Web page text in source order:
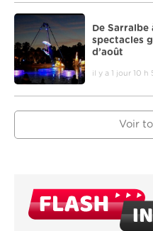
De Sarralbe
spectacles
d’août
il y a 1 jour 10 h
Voir